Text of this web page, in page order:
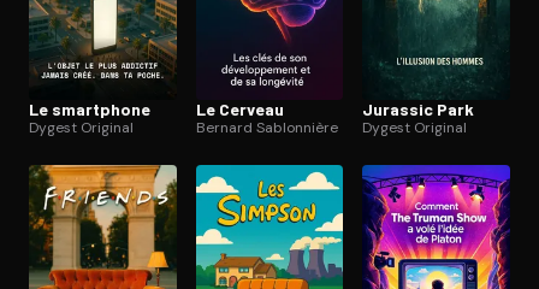
Le smartphone
Dygest Original
Le Cerveau
Bernard Sablonnière
Jurassic Park
Dygest Original